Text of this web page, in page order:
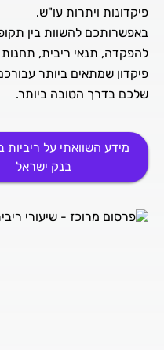
באפשרותכם להשוות בין
להפקדה, תנאי ריבית, תחנות
פיקדון שמתאים ביותר
שלכם בדרך הטובה ביותר.
מידע השוואתי על
בנק ישראל